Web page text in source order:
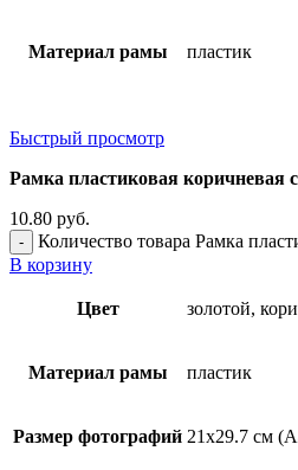
Материал рамы пластик
Быстрый просмотр
Рамка пластиковая коричневая
10.80 руб.
Количество товара Рамка
В корзину
Цвет золотой,
Материал рамы пластик
Размер фотографий 21х29.7 см